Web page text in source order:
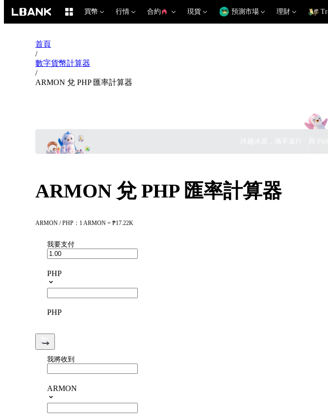
買幣 行情 合約 現貨 預測市場 理財
首頁
/
數字貨幣計算器
/
ARMON 兌 PHP 匯率計算器
跨越冰原，攜手遠行 · 與
ARMON 兌 PHP 匯率計算器
ARMON / PHP：1 ARMON = ₱17.22K
我要支付
PHP
PHP
我將收到
ARMON